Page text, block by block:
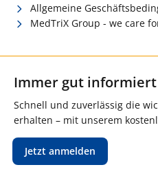
Allgemeine
MedTriX Group - we care
Immer gut informiert
Schnell und zuverlässig die
erhalten – mit unserem
Jetzt anmelden